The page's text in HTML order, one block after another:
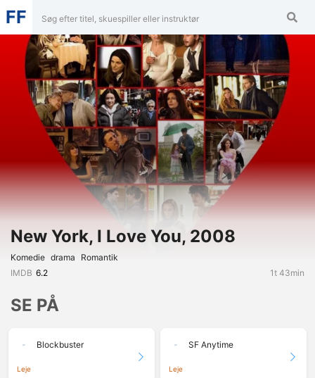
FF
New York, I Love You, 2008
Komedie Drama
Romantik
IMDB 6.2 1t 43min
SE PÅ
Blockbuster
Leje
SF Anytime
Leje